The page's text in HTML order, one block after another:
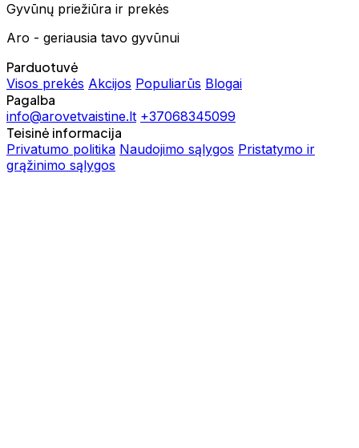
Gyvūnų priežiūra ir prekės
Aro - geriausia tavo gyvūnui
Parduotuvė
Visos prekės Akcijos Populiarūs Blogai
Pagalba
info@arovetvaistine.lt +37068345099
Teisinė informacija
Privatumo politika Naudojimo sąlygos Pristatymo ir
grąžinimo sąlygos